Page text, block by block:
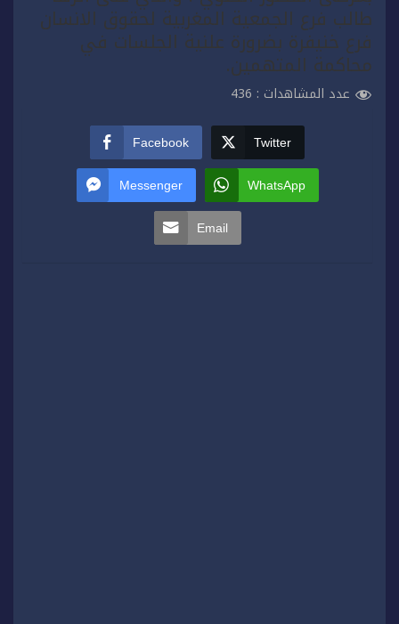
طالب فرع الجمعية المغربية لحقوق الانسان
فرع خنيفرة بضرورة علنية الجلسات في
محاكمة المتهمين.
عدد المشاهدات : 436
Facebook Twitter
Messenger WhatsApp
Email